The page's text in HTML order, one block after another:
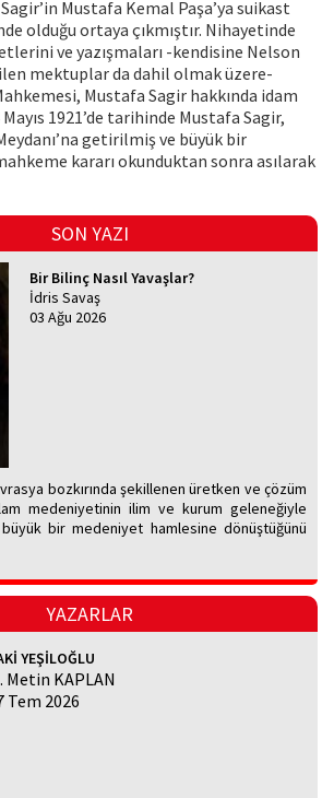
Mustafa Kemal Paşa’ya suikast
olduğu ortaya çıkmıştır. Nihayetinde
ve yazışmaları -kendisine Nelson
mektuplar da dahil olmak üzere-
Mustafa Sagir hakkında idam
1921’de tarihinde Mustafa Sagir,
getirilmiş ve büyük bir
kararı okunduktan sonra asılarak
SON YAZI
Bir Bilinç Nasıl Yavaşlar?
İdris Savaş
03 Ağu 2026
bozkırında şekillenen üretken ve çözüm
medeniyetinin ilim ve kurum geleneğiyle
büyük bir medeniyet hamlesine dönüştüğünü
YAZARLAR
YEŞİLOĞLU
Metin KAPLAN
Tem 2026